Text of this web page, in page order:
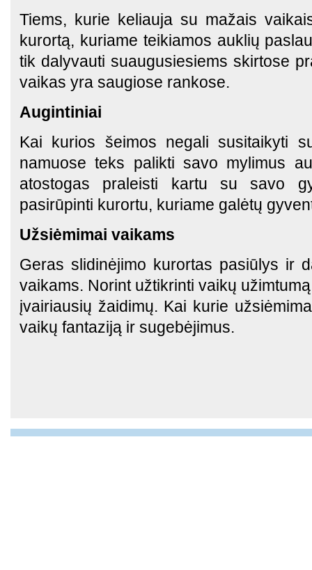
Tiems, kurie keliauja su mažais
kurortą, kuriame teikiamos auklių
tik dalyvauti suaugusiesiems skirtose
vaikas yra saugiose rankose.
Augintiniai
Kai kurios šeimos negali susitaikyti
namuose teks palikti savo mylimus
atostogas praleisti kartu su savo
pasirūpinti kurortu, kuriame galėtų
Užsiėmimai vaikams
Geras slidinėjimo kurortas pasiūlys ir
vaikams. Norint užtikrinti vaikų
įvairiausių žaidimų. Kai kurie
vaikų fantaziją ir sugebėjimus.